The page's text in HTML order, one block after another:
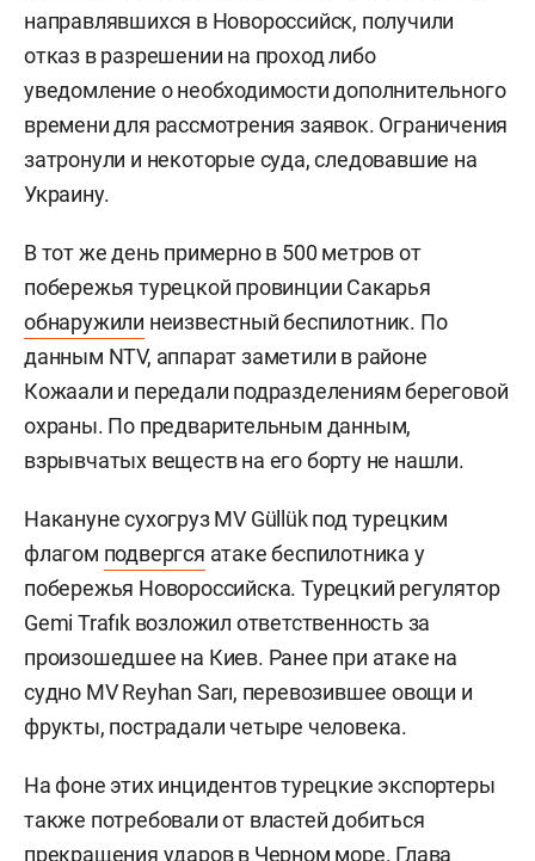
направлявшихся в Новороссийск, получили
отказ в разрешении на проход либо
уведомление о необходимости дополнительного
времени для рассмотрения заявок. Ограничения
затронули и некоторые суда, следовавшие на
Украину.
В тот же день примерно в 500 метров от
побережья турецкой провинции Сакарья
обнаружили неизвестный беспилотник. По
данным NTV, аппарат заметили в районе
Кожаали и передали подразделениям береговой
охраны. По предварительным данным,
взрывчатых веществ на его борту не нашли.
Накануне сухогруз MV Güllük под турецким
флагом подвергся атаке беспилотника у
побережья Новороссийска. Турецкий регулятор
Gemi Trafık возложил ответственность за
произошедшее на Киев. Ранее при атаке на
судно MV Reyhan Sarı, перевозившее овощи и
фрукты, пострадали четыре человека.
На фоне этих инцидентов турецкие экспортеры
также потребовали от властей добиться
прекращения ударов в Черном море. Глава